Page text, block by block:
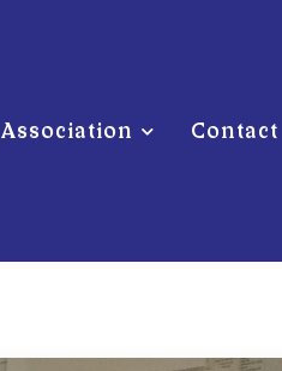
Association Contact